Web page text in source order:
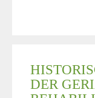
DER